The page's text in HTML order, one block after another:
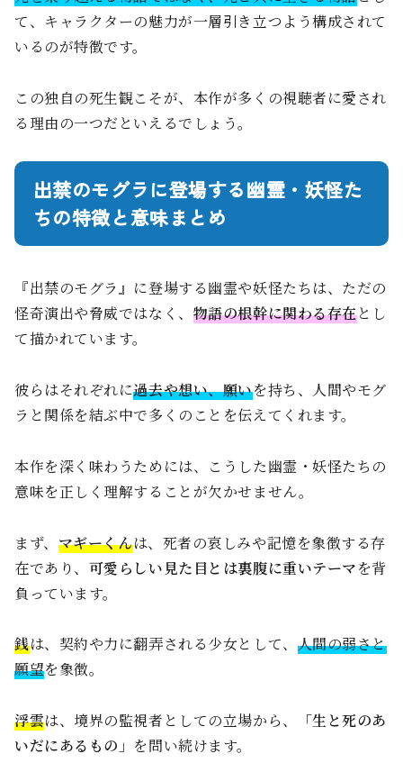
て、キャラクターの魅力が一層引き立つよう構成されて
いるのが特徴です。
この独自の死生観こそが、本作が多くの視聴者に愛され
る理由の一つだといえるでしょう。
出禁のモグラに登場する幽霊・妖怪た
ちの特徴と意味まとめ
『出禁のモグラ』に登場する幽霊や妖怪たちは、ただの
怪奇演出や脅威ではなく、 物語の根幹に関わる存在とし
て描かれています。
彼らはそれぞれに過去や想い、願いを持ち、人間やモグ
ラと関係を結ぶ中で多くのことを伝えてくれます。
本作を深く味わうためには、こうした幽霊・妖怪たちの
意味を正しく理解することが欠かせません。
まず、 マギーくんは、死者の哀しみや記憶を象徴する存
在であり、 可愛らしい見た目とは裏腹に重いテーマを背
負っています。
銭は、契約や力に翻弄される少女として、 人間の弱さと
願望を象徴。
浮雲は、境界の監視者としての立場から、
「生と死のあ
いだにあるもの」 を問い続けます。